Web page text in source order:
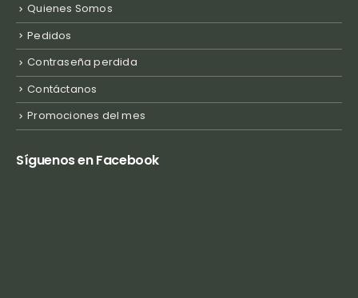
Quienes Somos
Pedidos
Contraseña perdida
Contáctanos
Promociones del mes
Síguenos en Facebook